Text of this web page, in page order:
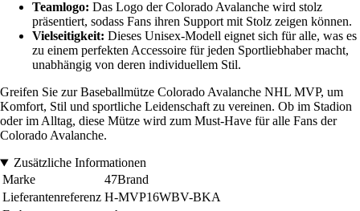
Teamlogo: Das Logo der Colorado Avalanche wird stolz
präsentiert, sodass Fans ihren Support mit Stolz zeigen können.
Vielseitigkeit: Dieses Unisex-Modell eignet sich für alle, was es
zu einem perfekten Accessoire für jeden Sportliebhaber macht,
unabhängig von deren individuellem Stil.
Greifen Sie zur Baseballmütze Colorado Avalanche NHL MVP, um
Komfort, Stil und sportliche Leidenschaft zu vereinen. Ob im Stadion
oder im Alltag, diese Mütze wird zum Must-Have für alle Fans der
Colorado Avalanche.
Zusätzliche Informationen
Marke
47Brand
Lieferantenreferenz H-MVP16WBV-BKA